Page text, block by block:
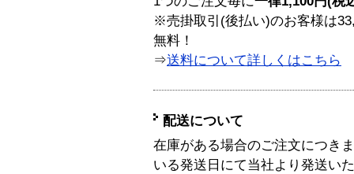
※売掛取引(後払い)のお客様は
無料！
⇒送料について詳しくはこちら
配送について
在庫がある場合のご注文につき
いる発送日にて当社より発送い